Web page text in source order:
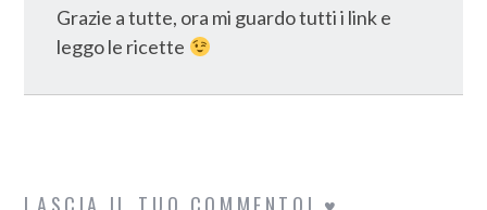
Grazie a tutte, ora mi guardo tutti i link e
leggo le ricette
LASCIA IL TUO COMMENTO! ♥